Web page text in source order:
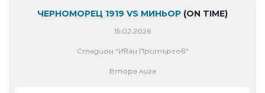
ЧЕРНОМОРЕЦ 1919 VS МИНЬОР (ON TIME)
15.02.2026
Стадион "Иван Притъргов"
Втора лига